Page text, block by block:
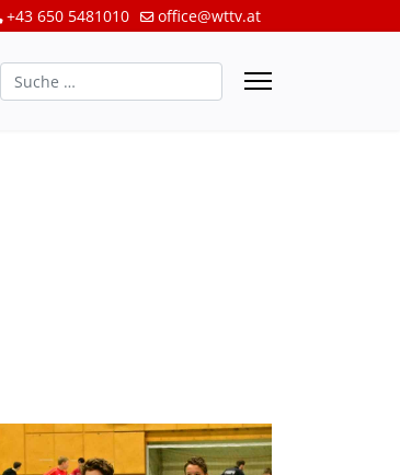
+43 650 5481010 office@wttv.at
Suchen